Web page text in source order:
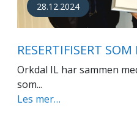
28.12.2024
RESERTIFISERT
Orkdal IL har sammen
som...
Les mer…